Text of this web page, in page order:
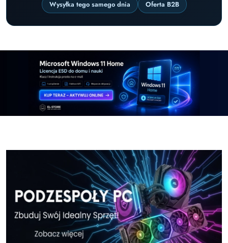
Wysyłka tego samego dnia
Oferta B2B
Pomiń karuzelę promocyjną